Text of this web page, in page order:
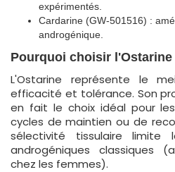
expérimentés.
Cardarine (GW-501516) :
androgénique.
Pourquoi choisir l'Ostarine
L'Ostarine représente le
efficacité et tolérance. Son
en fait le choix idéal pour
cycles de maintien ou de
sélectivité tissulaire limite
androgéniques classiques
chez les femmes).